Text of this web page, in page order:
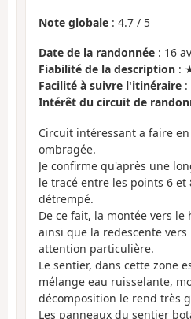
Note globale : 4.7 / 5
Date de la randonnée : 16
Fiabilité de la description :
Facilité à suivre l'itinéraire
Intérêt du circuit de
Circuit intéressant a faire
ombragée.
Je confirme qu'après une
le tracé entre les points 6
détrempé.
De ce fait, la montée vers le
ainsi que la redescente
attention particulière.
Le sentier, dans cette zone
mélange eau ruisselante,
décomposition le rend très
Les panneaux du sentier